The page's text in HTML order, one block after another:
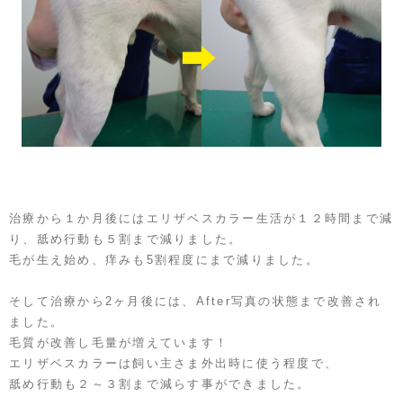
治療から１か月後にはエリザベスカラー生活が１２時間まで減
り、舐め行動も５割まで減りました。
毛が生え始め、痒みも5割程度にまで減りました。
そして治療から2ヶ月後には、After写真の状態まで改善され
ました。
毛質が改善し毛量が増えています！
エリザベスカラーは飼い主さま外出時に使う程度で、
舐め行動も２～３割まで減らす事ができました。